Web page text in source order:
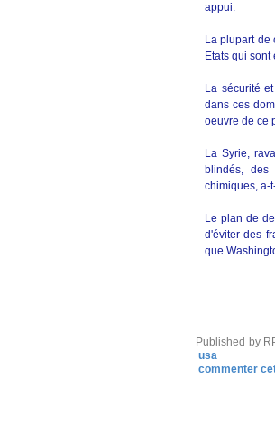
appui.
La plupart de
Etats qui
La sécurité
dans ces
oeuvre de ce
La Syrie,
blindés, des
chimiques, a-
Le plan de
d'éviter des
que
Published by
usa
commenter